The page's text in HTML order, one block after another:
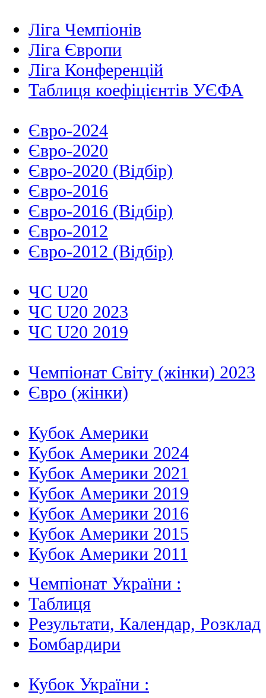
Ліга Чемпіонів
Ліга Європи
Ліга Конференцій
Таблиця коефіцієнтів УЄФА
Євро-2024
Євро-2020
Євро-2020 (Відбір)
Євро-2016
Євро-2016 (Відбір)
Євро-2012
Євро-2012 (Відбір)
ЧС U20
ЧС U20 2023
ЧС U20 2019
Чемпіонат Світу (жінки) 2023
Євро (жінки)
Кубок Америки
Кубок Америки 2024
Кубок Америки 2021
Кубок Америки 2019
Кубок Америки 2016
Кубок Америки 2015
Кубок Америки 2011
Чемпіонат України :
Таблиця
Результати, Календар, Poзклад
Бомбардири
Кубок України :